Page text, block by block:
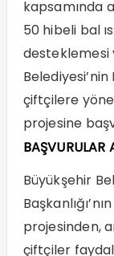
kapsamında
50 hibeli bal
desteklemesi
çiftçilere
projesine
BAŞVURULAR
Büyükşehir
projesinden,
çiftçiler